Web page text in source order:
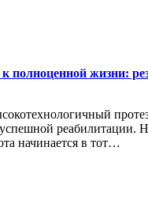
полноценной жизни:
реабилитации.
начинается в тот…